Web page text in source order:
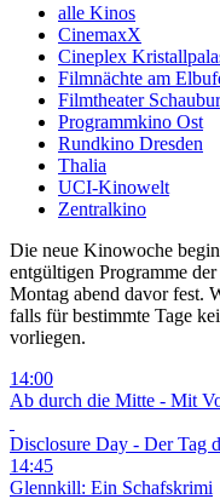
alle Kinos
CinemaxX
Cineplex
Filmnächte am
Filmtheater
Programmkino Ost
Rundkino Dresden
Thalia
UCI-Kinowelt
Zentralkino
Die neue Kinowoche
entgültigen Programme
Montag abend davor fest.
falls für bestimmte Tage
vorliegen.
14:00
Ab durch die Mitte - Mit
Disclosure Day - Der Tag
14:45
Glennkill: Ein Schafskrimi